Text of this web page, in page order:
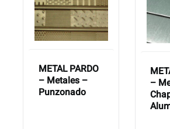
METAL PARDO
– Metales –
Punzonado
–